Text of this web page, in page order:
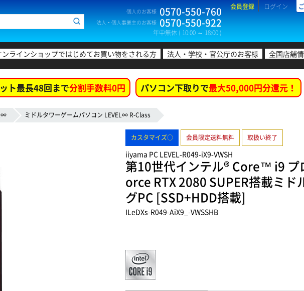
個人のお客様 0570-550-760
法人・個人事業主のお客様 0570-550-922
年中無休 ( 10:00 ～ 18:00 )
会員登録 ログイン
ンラインショップではじめてお買い物をされる方 法人・学校・官公庁のお客様 全国店舗
ト最長48回まで分割手数料0円 パソコン下取りで最大50,000円分還元！
ミドルタワーゲームパソコン LEVEL∞ R-Class
カスタマイズ○ 会員限定送料無料 取扱い終了
iiyama PC LEVEL-R049-iX9-VWSH
第10世代インテル® Core™ i9 プ
orce RTX 2080 SUPER搭載ミド
グPC [SSD+HDD搭載]
ILeDXs-R049-AiX9_-VWSSHB